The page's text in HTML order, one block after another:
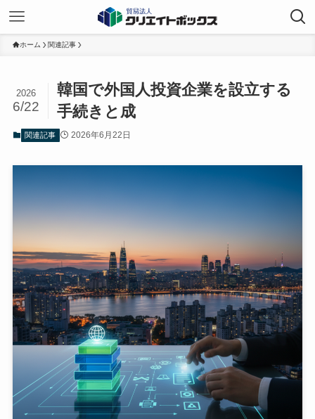
ホーム 関連記事
韓国で外国人投資企業を設立する
手続きと成
2026
6/22
関連記事 2026年6月22日